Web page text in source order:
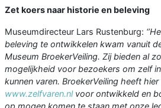
Zet koers naar historie en beleving
Museumdirecteur Lars Rustenburg:
beleving te ontwikkelen kwam vanuit
Museum BroekerVeiling. Zij bieden al
mogelijkheid voor bezoekers om zelf
kunnen varen. BroekerVeiling heeft
www.zelfvaren.nlvoor ontwikkeld en
op mogen komen te staan met onze